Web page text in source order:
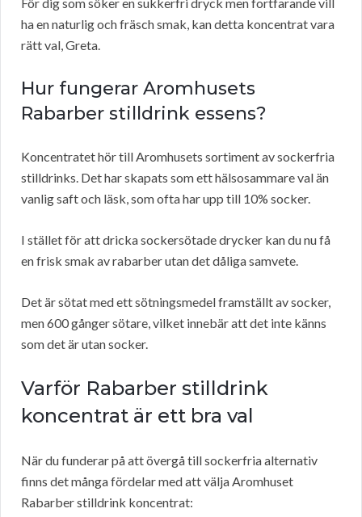
ha en naturlig och fräsch smak, kan detta koncentrat vara
rätt val, Greta.
Hur fungerar Aromhusets
Rabarber stilldrink essens?
Koncentratet hör till Aromhusets sortiment av sockerfria
stilldrinks. Det har skapats som ett hälsosammare val än
vanlig saft och läsk, som ofta har upp till 10% socker.
I stället för att dricka sockersötade drycker kan du nu få
en frisk smak av rabarber utan det dåliga samvete.
Det är sötat med ett sötningsmedel framställt av socker,
men 600 gånger sötare, vilket innebär att det inte känns
som det är utan socker.
Varför Rabarber stilldrink
koncentrat är ett bra val
När du funderar på att övergå till sockerfria alternativ
finns det många fördelar med att välja Aromhuset
Rabarber stilldrink koncentrat: